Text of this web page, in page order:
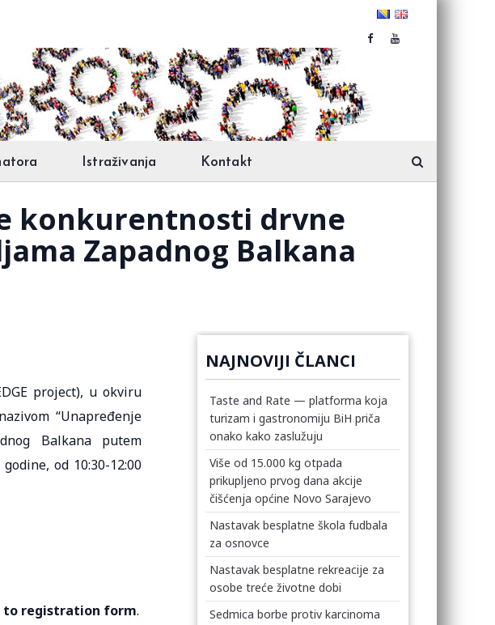
Istraživanja Kontakt
konkurentnosti drvne
Zapadnog Balkana
project), u okviru
“Unapređenje
Balkana putem
od 10:30-12:00
to registration form.
NAJNOVIJI ČLANCI
Taste and Rate — platforma koja
turizam i gastronomiju BiH priča
onako kako zaslužuju
Više od 15.000 kg otpada
prikupljeno prvog dana akcije
čišćenja općine Novo Sarajevo
Nastavak besplatne škola fudbala
za osnovce
Nastavak besplatne rekreacije za
osobe treće životne dobi
Sedmica borbe protiv karcinoma